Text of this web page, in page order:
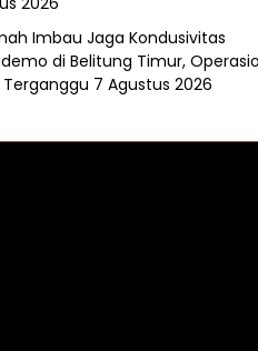
Imbau Jaga Kondusivitas
di Belitung Timur,
Terganggu 7 Agustus 2026